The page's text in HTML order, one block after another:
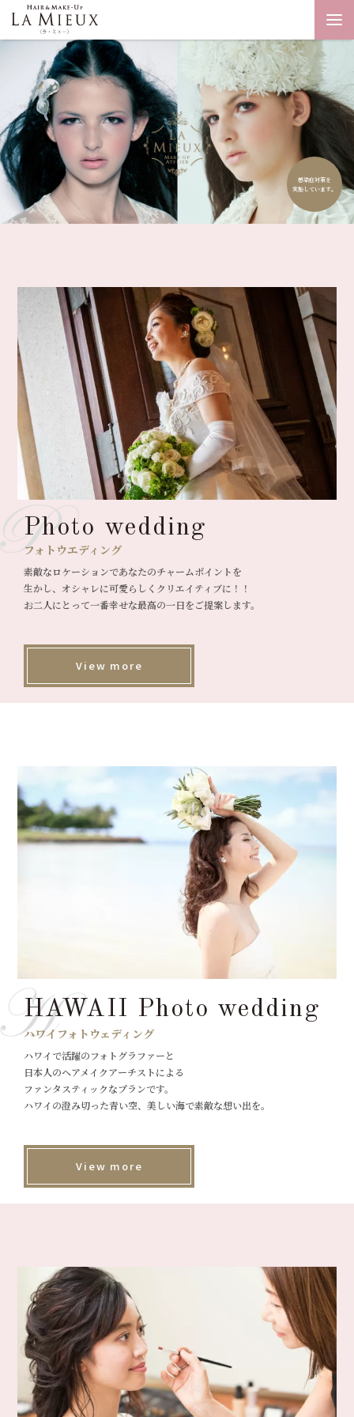
感染症対策を
実施しています。
Photo wedding
フォトウエディング
素敵なロケーションであなたのチャームポイントを
生かし、オシャレに可愛らしくクリエイティブに！！
お二人にとって一番幸せな最高の一日をご提案します。
View more
HAWAII Photo wedding
ハワイフォトウェディング
ハワイで活躍のフォトグラファーと
日本人のヘアメイクアーチストによる
ファンタスティックなプランです。
ハワイの澄み切った青い空、美しい海で素敵な想い出を。
View more